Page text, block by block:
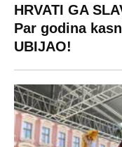
HRVATI GA
Par godina
UBIJAO!